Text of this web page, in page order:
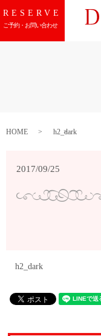
RESERVE
ご予約・お問い合わせ
HOME h2_dark
2017/09/25
h2_dark